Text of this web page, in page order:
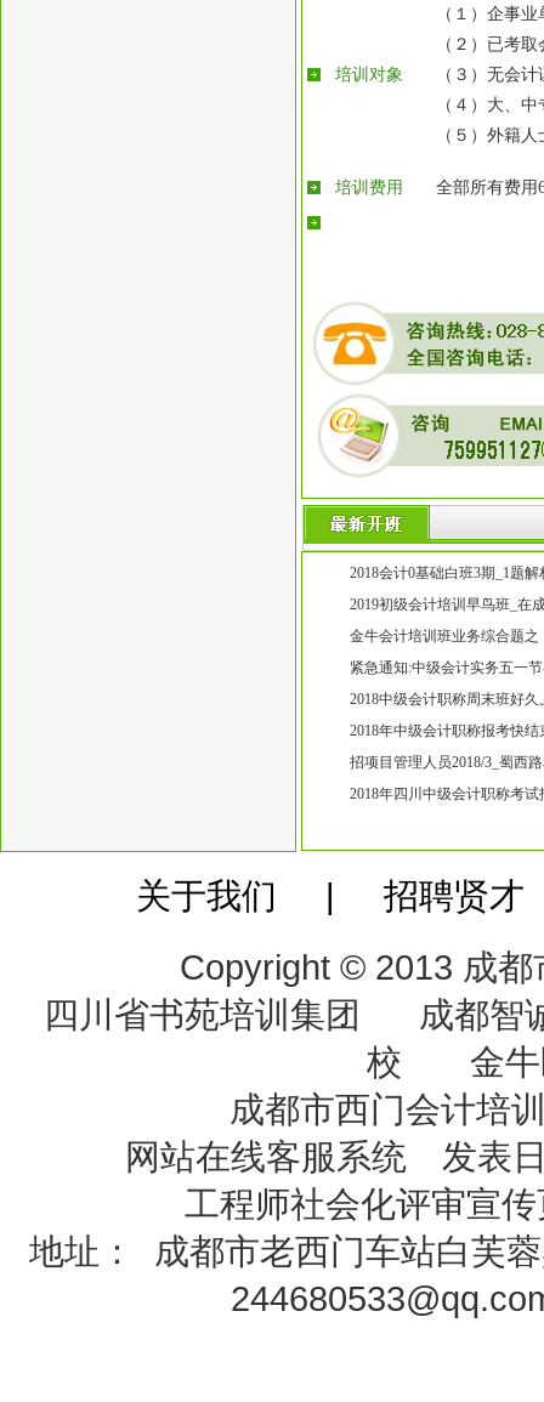
培训对象
（１）企事
（２）已考
（３）无会
（４）大、
（５）外籍
培训费用 全部所有费用
2018会计0基础白班3期_1题
考过吗?高笋塘0基础初级会计
2019初级会计培训早鸟班_在
凭怎么办_高笋塘初级会计培
金牛会计培训班业务综合题
五块石万达广场附近近期开
紧急通知:中级会计实务五一
中级会计师培训班2018好久上
2018中级会计职称周末班好
培训的 金牛五块石附近会计
2018年中级会计职称报考快
零基础培训班吗【会计零基础
招项目管理人员2018/3_蜀西
称培训班
2018年四川中级会计职称考
关于我们 | 招聘贤
Copyright © 2013 成
四川省书苑培训集团 成都智
校 金牛
成都市西门会计
网站在线客服系统 发表
工程师社会化评审宣
地址：
成都市老西门车站白芙